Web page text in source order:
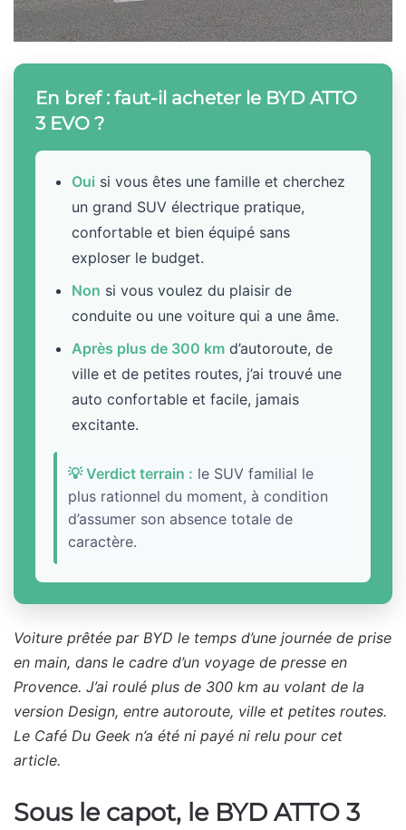
En bref : faut-il acheter le BYD ATTO
3 EVO ?
Oui si vous êtes une famille et cherchez
un grand SUV électrique pratique,
confortable et bien équipé sans
exploser le budget.
Non si vous voulez du plaisir de
conduite ou une voiture qui a une âme.
Après plus de 300 km d’autoroute, de
ville et de petites routes, j’ai trouvé une
auto confortable et facile, jamais
excitante.
💡 Verdict terrain : le SUV familial le
plus rationnel du moment, à condition
d’assumer son absence totale de
caractère.
Voiture prêtée par BYD le temps d’une journée de prise
en main, dans le cadre d’un voyage de presse en
Provence. J’ai roulé plus de 300 km au volant de la
version Design, entre autoroute, ville et petites routes.
Le Café Du Geek n’a été ni payé ni relu pour cet
article.
Sous le capot, le BYD ATTO 3